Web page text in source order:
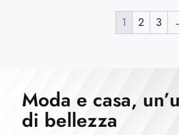
1 2 3
Moda e casa,
di bellezza